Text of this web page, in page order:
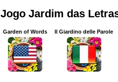
Jogo Jardim das
Garden of Words Il Giardino delle Parole